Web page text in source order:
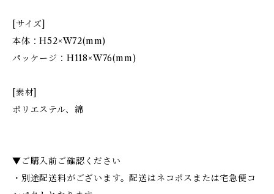
[サイズ]
本体：H52×W72(mm)
パッケージ：H118×W76(mm)
[素材]
ポリエステル、綿
▼ご購入前ご確認ください
・別途配送料がございます。配送はネコポスまたは宅急便コ